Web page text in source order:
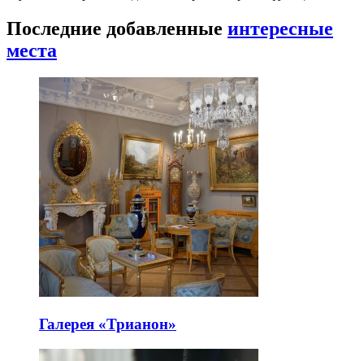
Последние добавленные интересные
места
Галерея «Трианон»